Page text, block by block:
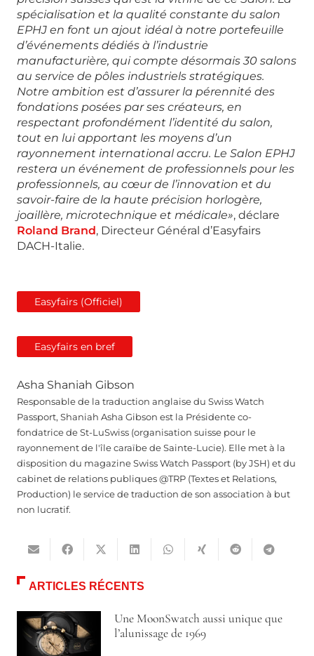
spécialisation et la qualité constante du salon
EPHJ en font un ajout idéal à notre portefeuille
d’événements dédiés à l’industrie
manufacturière, qui compte désormais 30 salons
au service de pôles industriels stratégiques.
Notre ambition est d’assurer la pérennité des
fondations posées par ses créateurs, en
respectant profondément l’identité du salon,
tout en lui apportant les moyens d’un
rayonnement international accru. Le Salon EPHJ
restera un événement de professionnels pour les
professionnels, au cœur de l’innovation et du
savoir-faire de la haute précision horlogère,
joaillère, microtechnique et médicale», déclare
Roland Brand, Directeur Général d’Easyfairs
DACH-Italie.
Easyfairs (Officiel)
Easyfairs en bref
Asha Shaniah Gibson
Responsable de la traduction anglaise du Swiss Watch
Passport, Shaniah Asha Gibson est la Présidente co-
fondatrice de St-LuSwiss (organisation suisse pour le
rayonnement de l'île caraïbe de Sainte-Lucie). Elle met à la
disposition du magazine Swiss Watch Passport (by JSH) et du
cabinet de relations publiques @TRP (Textes et Relations,
Production) le service de traduction de son association à but
non lucratif.
ARTICLES RÉCENTS
Une MoonSwatch aussi unique que
l’alunissage de 1969